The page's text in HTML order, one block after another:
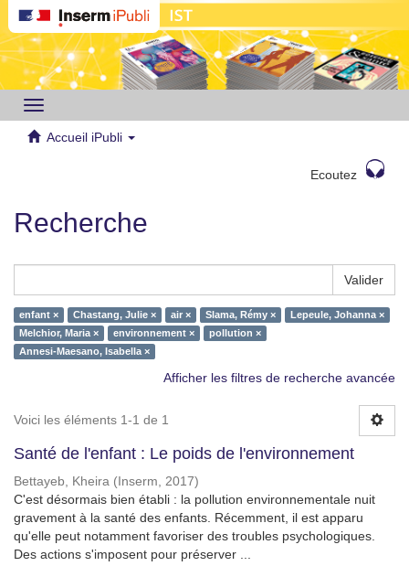
Toggle
navigation
Accueil iPubli
Ecoutez
Recherche
Valider
enfant × Chastang, Julie × air × Slama, Rémy ×
Lepeule, Johanna ×
Melchior, Maria ×
environnement ×
pollution ×
Annesi-Maesano, Isabella ×
Afficher les filtres de recherche avancée
Voici les éléments 1-1 de 1
Santé de l'enfant : Le poids de l'environnement
Bettayeb, Kheira ( Inserm, 2017)
C'est désormais bien établi : la pollution environnementale nuit
gravement à la santé des enfants. Récemment, il est apparu
qu'elle peut notamment favoriser des troubles psychologiques.
Des actions s'imposent pour préserver ...